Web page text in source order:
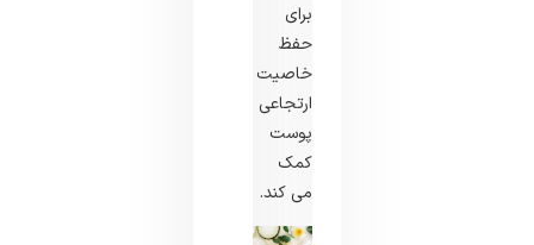
برای
حفظ
خاصیت
ارتجاعی
پوست
کمک
می کند.